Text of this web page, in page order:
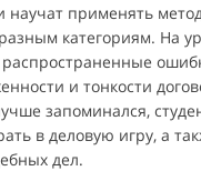
научат применять
категориям. На
и тонкости
запоминался,
в деловую игру, а
дел.